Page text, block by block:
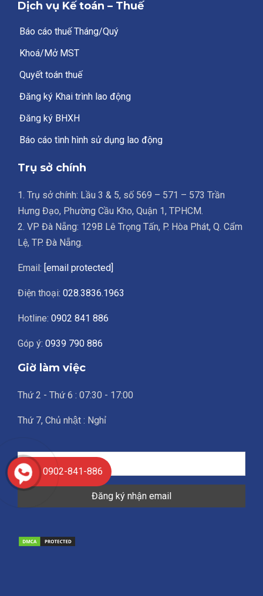
Dịch vụ Kế toán – Thuế
Báo cáo thuế Tháng/Quý
Khoá/Mở MST
Quyết toán thuế
Đăng ký Khai trình lao động
Đăng ký BHXH
Báo cáo tình hình sử dụng lao động
Trụ sở chính
1. Trụ sở chính: Lầu 3 & 5, số 569 – 571 – 573 Trần
Hưng Đạo, Phường Cầu Kho, Quận 1, TPHCM.
2. VP Đà Nẵng: 129B Lê Trọng Tấn, P. Hòa Phát, Q. Cẩm
Lệ, TP. Đà Nẵng.
Email: [email protected]
Điện thoại: 028.3836.1963
Hotline: 0902 841 886
Góp ý: 0939 790 886
Giờ làm việc
Thứ 2 - Thứ 6 : 07:30 - 17:00
Thứ 7, Chủ nhật : Nghỉ
0902-841-886